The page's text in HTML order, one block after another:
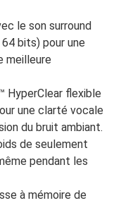
le son surround
bits) pour une
meilleure
HyperClear flexible
une clarté vocale
du bruit ambiant.
de seulement
pendant les
à mémoire de